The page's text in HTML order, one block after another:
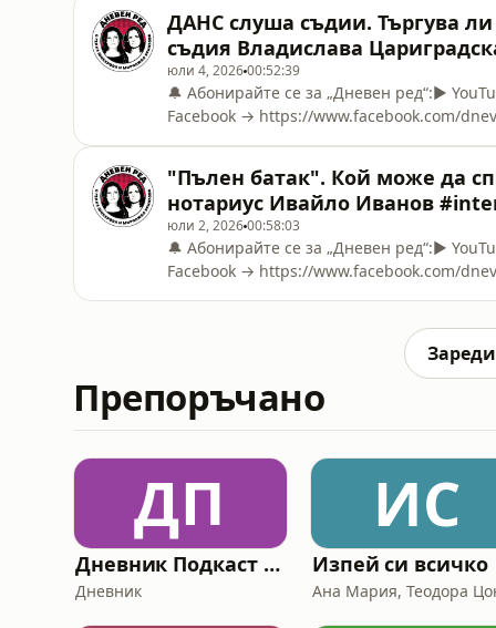
свързван с ГЕРБ, е имал резервация.
ДАНС слуша съдии. Търгува
съдия Владислава
юли 4, 202600:52:39
🔔 Абонирайте се за „Дневен ред“:▶️
Facebook → https://www.facebook.com/
https://patreon.com/DnevenRed💳 Stripe
"Пълен батак". Кой може да
нотариус Ивайло Иванов
юли 2, 202600:58:03
🔔 Абонирайте се за „Дневен ред“:▶️
Facebook → https://www.facebook.com/
https://patreon.com/DnevenRed💳 Stripe
Препоръчано
ДП
Дневник Подкаст - Дума на седмицата
Дневник
ИС
Изпей си всичко